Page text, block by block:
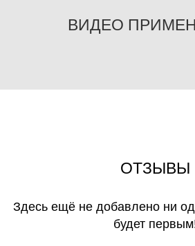
ВИДЕО
ОТЗЫВЫ
Здесь ещё не добавлено ни
будет